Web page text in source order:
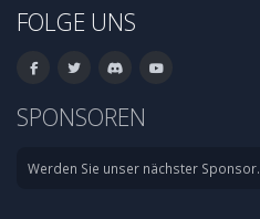
FOLGE UNS
SPONSOREN
Werden Sie unser nächster Sponsor.